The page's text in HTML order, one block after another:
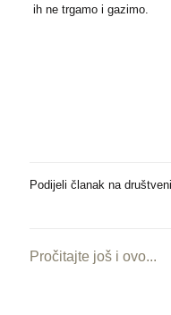
ih ne trgamo i gazimo.
Podijeli članak na
Pročitajte još i ovo...